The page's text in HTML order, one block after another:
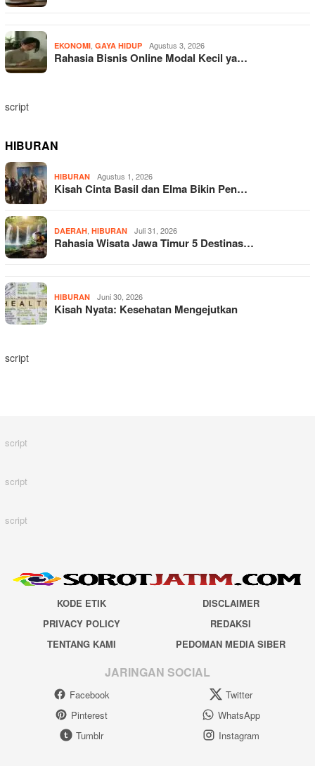
EKONOMI GAYA HIDUP Agustus 3, 2026
Rahasia Bisnis Online Modal Kecil ya…
script
HIBURAN
HIBURAN Agustus 1, 2026
Kisah Cinta Basil dan Elma Bikin Pen…
DAERAH HIBURAN Juli 31, 2026
Rahasia Wisata Jawa Timur 5 Destinas…
HIBURAN Juni 30, 2026
Kisah Nyata: Kesehatan Mengejutkan
script
script
script
script
KODE ETIK
DISCLAIMER
PRIVACY POLICY
REDAKSI
TENTANG KAMI
PEDOMAN MEDIA SIBER
JARINGAN SOCIAL
Facebook
Twitter
Pinterest
WhatsApp
Tumblr
Instagram